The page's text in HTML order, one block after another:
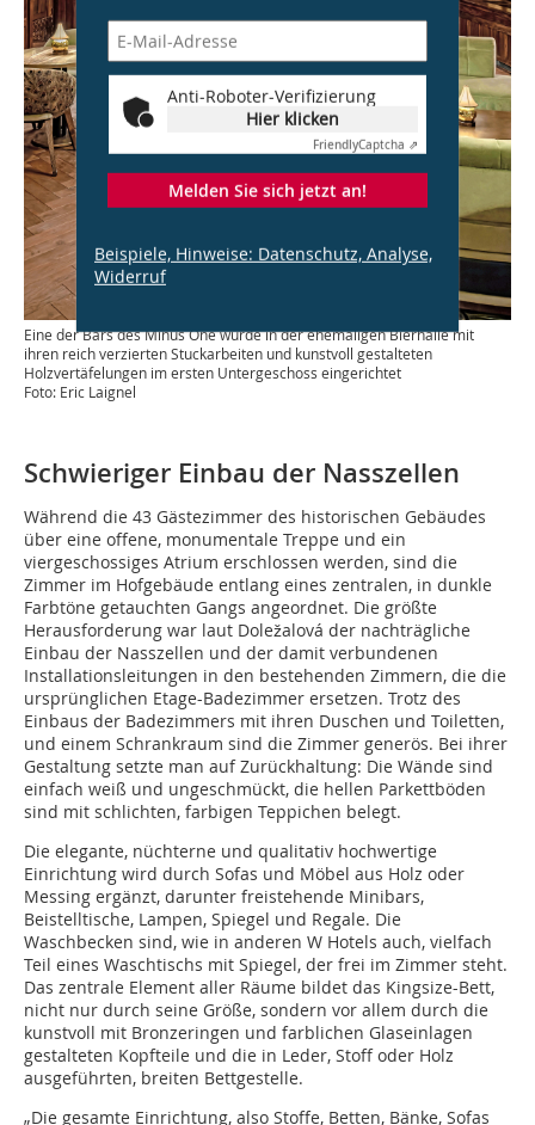
Eine der Bars des Minus One wurde in der ehemaligen Bierhalle mit
ihren reich verzierten Stuckarbeiten und kunstvoll gestalteten
Holzvertäfelungen im ersten Untergeschoss eingerichtet
Foto: Eric Laignel
Schwieriger Einbau der Nasszellen
Während die 43 Gästezimmer des historischen Gebäudes
über eine offene, monumentale Treppe und ein
viergeschossiges Atrium erschlossen werden, sind die
Zimmer im Hofgebäude entlang eines zentralen, in dunkle
Farbtöne getauchten Gangs angeordnet. Die größte
Herausforderung war laut Doležalová der nachträgliche
Einbau der Nasszellen und der damit verbundenen
Installationsleitungen in den bestehenden Zimmern, die die
ursprünglichen Etage-Badezimmer ersetzen. Trotz des
Einbaus der Badezimmers mit ihren Duschen und Toiletten,
und einem Schrankraum sind die Zimmer generös. Bei ihrer
Gestaltung setzte man auf Zurückhaltung: Die Wände sind
einfach weiß und ungeschmückt, die hellen Parkettböden
sind mit schlichten, farbigen Teppichen belegt.
Die elegante, nüchterne und qualitativ hochwertige
Einrichtung wird durch Sofas und Möbel aus Holz oder
Messing ergänzt, darunter freistehende Minibars,
Beistelltische, Lampen, Spiegel und Regale. Die
Waschbecken sind, wie in anderen W Hotels auch, vielfach
Teil eines Waschtischs mit Spiegel, der frei im Zimmer steht.
Das zentrale Element aller Räume bildet das Kingsize-Bett,
nicht nur durch seine Größe, sondern vor allem durch die
kunstvoll mit Bronzeringen und farblichen Glaseinlagen
gestalteten Kopfteile und die in Leder, Stoff oder Holz
ausgeführten, breiten Bettgestelle.
„Die gesamte Einrichtung, also Stoffe, Betten, Bänke, Sofas
Anti-Roboter-Verifizierung
Hier klicken
FriendlyCaptcha ⇗
Melden Sie sich jetzt an!
Beispiele, Hinweise: Datenschutz, Analyse,
Widerruf